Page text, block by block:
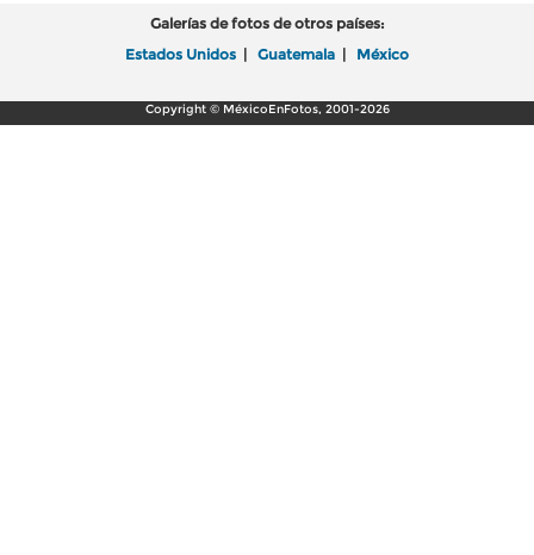
Galerías de fotos de otros países:
Estados Unidos | Guatemala | México
Copyright © MéxicoEnFotos, 2001-2026